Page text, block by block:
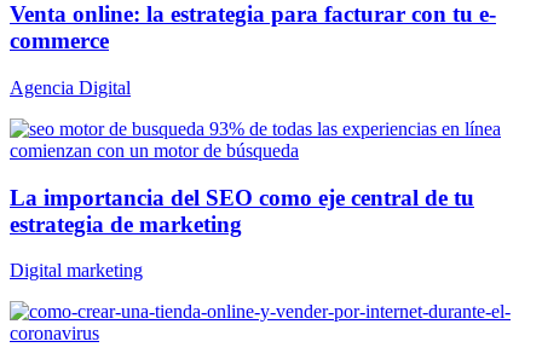
Venta online: la estrategia para facturar con tu e-
commerce
Agencia Digital
La importancia del SEO como eje central de tu
estrategia de marketing
Digital marketing